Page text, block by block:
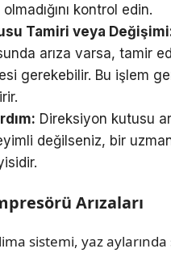
kontrol edin.
Tamiri veya
arıza varsa, tamir
gerekebilir. Bu işlem
Direksiyon kutusu
değilseniz, bir
Arızaları
sistemi, yaz